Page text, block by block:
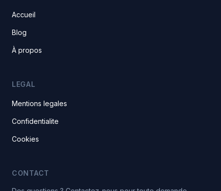
Accueil
Blog
À propos
LEGAL
Mentions legales
Confidentialite
Cookies
CONTACT